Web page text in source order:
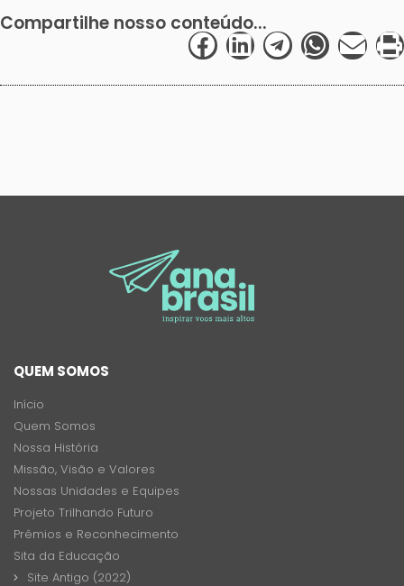
Compartilhe nosso conteúdo...
QUEM SOMOS
Início
Quem Somos
Nossa História
Missão, Visão e Valores
Nossas Unidades e Equipes
Projeto Trilhando Futuro
Prêmios e Reconhecimento
Sita da Educação
Site Antigo (2022)